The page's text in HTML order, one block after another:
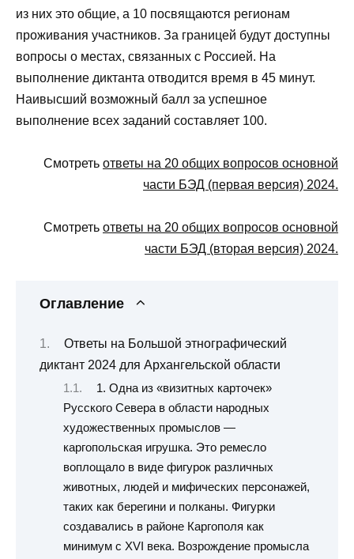
из них это общие, а 10 посвящаются регионам
проживания участников. За границей будут доступны
вопросы о местах, связанных с Россией. На
выполнение диктанта отводится время в 45 минут.
Наивысший возможный балл за успешное
выполнение всех заданий составляет 100.
Смотреть ответы на 20 общих вопросов основной
части БЭД (первая версия) 2024.
Смотреть ответы на 20 общих вопросов основной
части БЭД (вторая версия) 2024.
Оглавление
Ответы на Большой этнографический
диктант 2024 для Архангельской области
1. Одна из «визитных карточек»
Русского Севера в области народных
художественных промыслов —
каргопольская игрушка. Это ремесло
воплощало в виде фигурок различных
животных, людей и мифических персонажей,
таких как берегини и полканы. Фигурки
создавались в районе Каргополя как
минимум с XVI века. Возрождение промысла